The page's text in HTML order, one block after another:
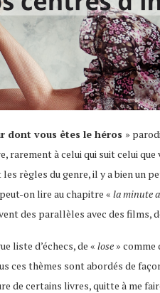
dont vous êtes le héros »
à celui qui suit celui
règles du genre, il y a bien
on lire au chapitre « la minute
des parallèles avec des
liste d’échecs, de « lose » comme
ces thèmes sont abordés de
de certains livres, quitte à me